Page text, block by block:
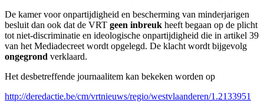
De kamer voor onpartijdigheid en bescherming van minderjarigen
besluit dan ook dat de VRT geen inbreuk heeft begaan op de plicht
tot niet-discriminatie en ideologische onpartijdigheid die in artikel 39
van het Mediadecreet wordt opgelegd. De klacht wordt bijgevolg
ongegrond verklaard.
Het desbetreffende journaalitem kan bekeken worden op
http://deredactie.be/cm/vrtnieuws/regio/westvlaanderen/1.2133951